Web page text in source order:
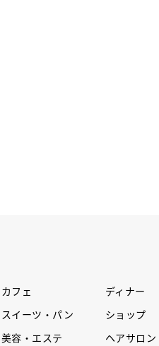
カフェ ディナー
スイーツ・パン ショップ
美容・エステ ヘアサロン